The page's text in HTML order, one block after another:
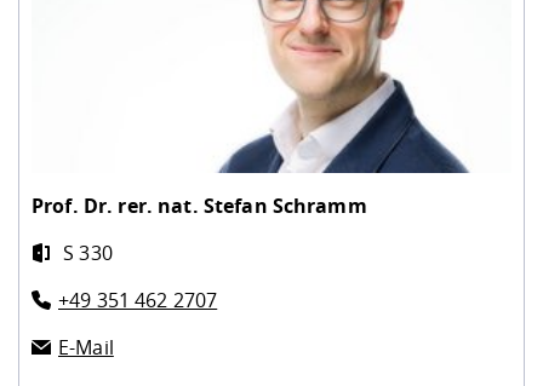
Prof. Dr. rer. nat. Stefan Schramm
S 330
+49 351 462 2707
E-Mail